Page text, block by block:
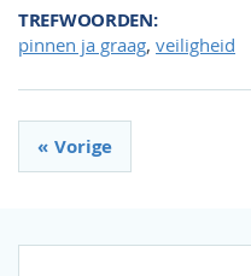
TREFWOORDEN
pinnen ja graag, veiligheid
Vorige